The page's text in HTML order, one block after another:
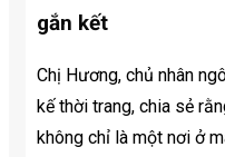
gắn kết
Chị Hương, chủ nhân
kế thời trang, chia sẻ
không chỉ là một nơi ở